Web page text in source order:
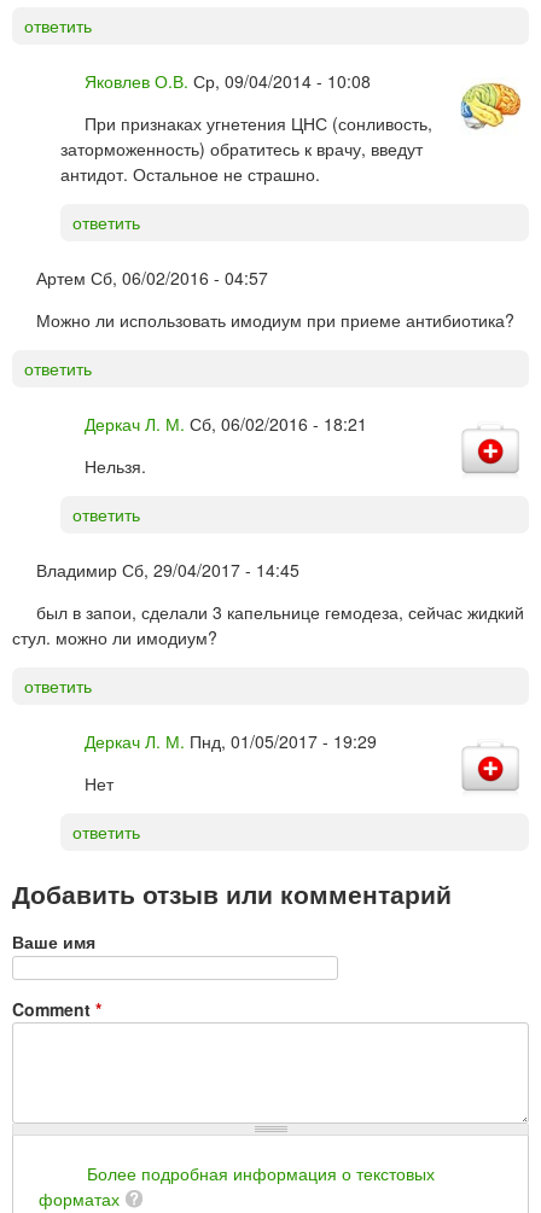
ответить
Яковлев О.В. Ср, 09/04/2014 - 10:08
При признаках угнетения ЦНС (сонливость,
заторможенность) обратитесь к врачу, введут
антидот. Остальное не страшно.
ответить
Артем Сб, 06/02/2016 - 04:57
Можно ли использовать имодиум при приеме антибиотика?
ответить
Деркач Л. М. Сб, 06/02/2016 - 18:21
Нельзя.
ответить
Владимир Сб, 29/04/2017 - 14:45
был в запои, сделали 3 капельнице гемодеза, сейчас жидкий
стул. можно ли имодиум?
ответить
Деркач Л. М. Пнд, 01/05/2017 - 19:29
Нет
ответить
Добавить отзыв или комментарий
Ваше имя
Comment *
Более подробная информация о текстовых
форматах